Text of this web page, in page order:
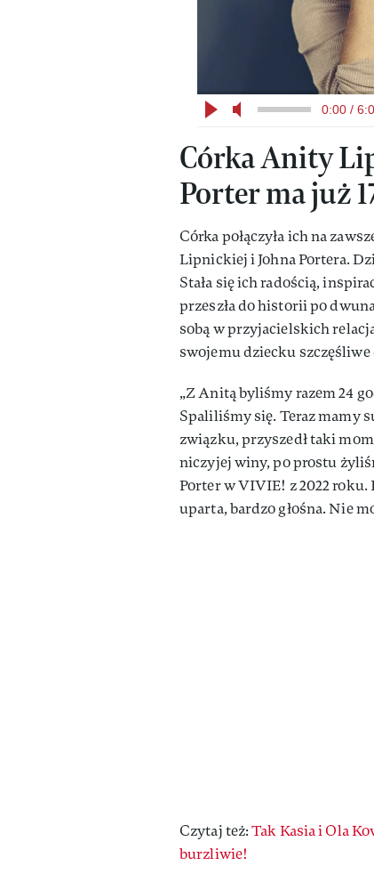
0:00 /
Córka Anity
Porter ma już
Córka połączyła ich na
Lipnickiej i Johna Portera.
Stała się ich radością,
przeszła do historii po
sobą w przyjacielskich
swojemu dziecku szczęśliwe
„Z Anitą byliśmy razem 24
Spaliliśmy się. Teraz mamy
związku, przyszedł taki
niczyjej winy, po prostu
Porter w VIVIE! z 2022 roku.
uparta, bardzo głośna. Nie
Czytaj też:Tak Kasia i Ola
burzliwie!